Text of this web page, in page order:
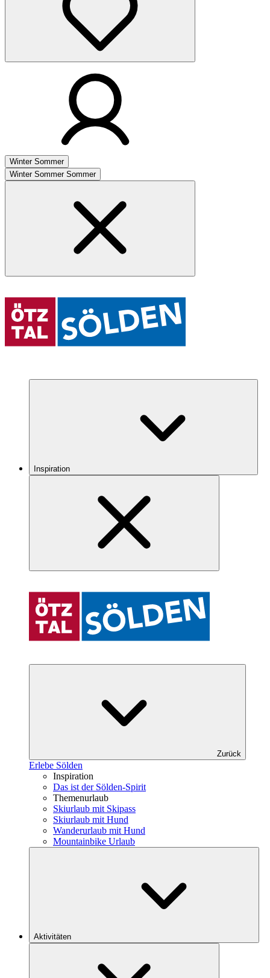
Winter Sommer
Winter Sommer Sommer
Inspiration
Zurück
Erlebe Sölden
Inspiration
Das ist der Sölden-Spirit
Themenurlaub
Skiurlaub mit Skipass
Skiurlaub mit Hund
Wanderurlaub mit Hund
Mountainbike Urlaub
Aktivitäten